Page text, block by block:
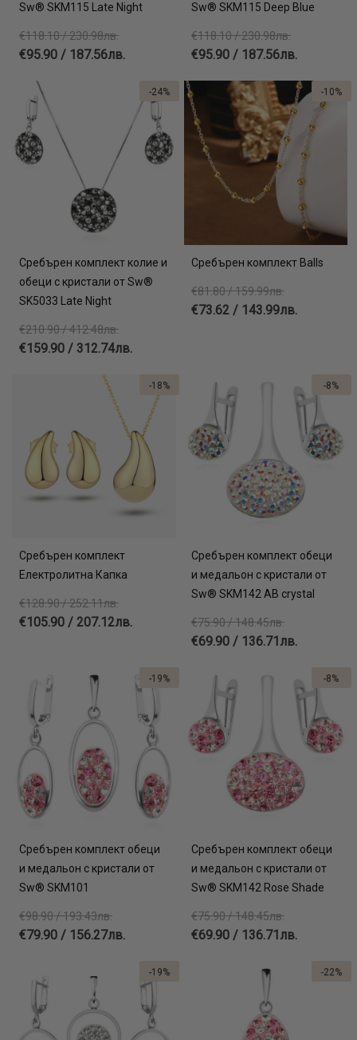
Sw® SKM115 Late Night
€118.10 / 230.98лв.
€95.90 / 187.56лв.
Sw® SKM115 Deep Blue
€118.10 / 230.98лв.
€95.90 / 187.56лв.
Сребърен комплект колие и
обеци с кристали от Sw®
SK5033 Late Night
€210.90 / 412.48лв.
€159.90 / 312.74лв.
-24%
Сребърен комплект Balls
€81.80 / 159.99лв.
€73.62 / 143.99лв.
-10%
Сребърен комплект
Електролитна Капка
€128.90 / 252.11лв.
€105.90 / 207.12лв.
-18%
Сребърен комплект обеци
и медальон с кристали от
Sw® SKM142 AB crystal
€75.90 / 148.45лв.
€69.90 / 136.71лв.
-8%
Сребърен комплект обеци
и медальон с кристали от
Sw® SKM101
€98.90 / 193.43лв.
€79.90 / 156.27лв.
-19%
Сребърен комплект обеци
и медальон с кристали от
Sw® SKM142 Rose Shade
€75.90 / 148.45лв.
€69.90 / 136.71лв.
-8%
-19% -22%